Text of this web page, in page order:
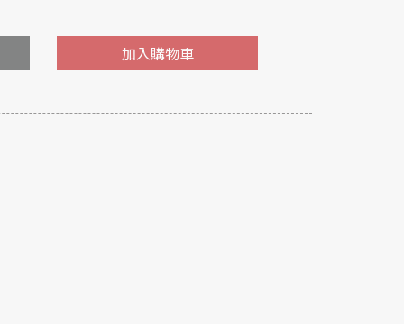
加入購物車